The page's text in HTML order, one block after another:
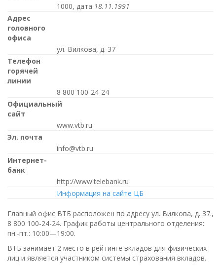
1000, дата 18.11.1991
Адрес
головного
офиса
ул. Вилкова, д. 37
Телефон
горячей
линии
8 800 100-24-24
Официальный
сайт
www.vtb.ru
Эл. почта
info@vtb.ru
Интернет-
банк
http://www.telebank.ru
Информация на сайте ЦБ
Главный офис ВТБ расположен по адресу ул. Вилкова, д. 37.,
8 800 100-24-24. График работы центрального отделения:
пн.-пт.: 10:00—19:00.
ВТБ занимает 2 место в рейтинге вкладов для физических
лиц и является участником системы страхования вкладов.